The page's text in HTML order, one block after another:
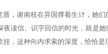
厝，谢南枝在异国撑着生计，她
夜读信、识字回信的时光，就是
，这种向内求索的深度，恰恰是